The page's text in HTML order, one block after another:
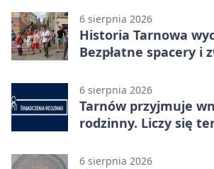
6 sierpnia 2026
Historia Tarnowa
Bezpłatne spacery i
6 sierpnia 2026
Tarnów przyjmuje
rodzinny. Liczy się
6 sierpnia 2026